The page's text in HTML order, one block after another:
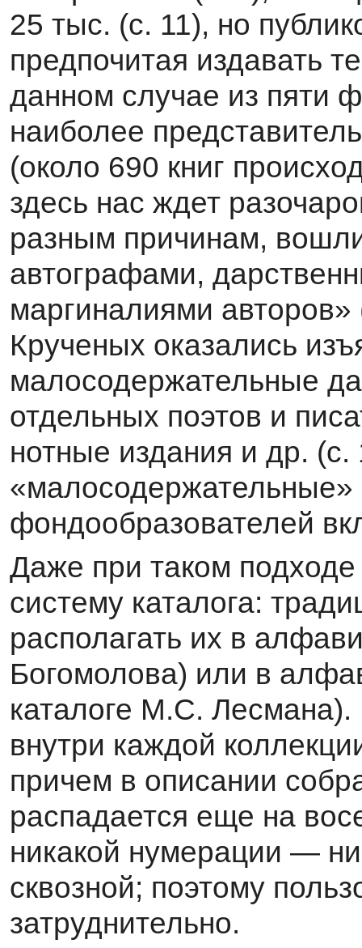
25 тыс. (с. 11), но
предпочитая издавать
данном случае из пяти
наиболее
(около 690 книг
здесь нас ждет
разным при­чинам,
автографами,
маргиналиями
Крученых оказались
малосодержательные
от­дельных поэтов и
нотные издания и др. (с.
«малосодержательные»
фондообразователей
Даже при таком
систему каталога:
располагать их в
Богомолова) или в
каталоге М.С.
внутри каждой
причем в описании
распадается еще на
ни­какой нумерации —
сквозной; поэтому
затруднительно.